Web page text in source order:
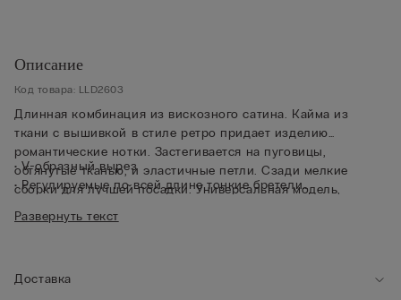
Описание
Код товара: LLD2603
Длинная комбинация из вискозного сатина. Кайма из
ткани с вышивкой в стиле ретро придает изделию
романтические нотки. Застегивается на пуговицы,
обтянутые тканью, и эластичные петли. Сзади мелкие
сборки для лучшей посадки. Универсальная модель,
которую можно носить и как одежду для сна, и как
красивое платье.
• V-образный вырез
• Регулируемые по всей длине тонкие бретели
• Рост модели: 175 см. Размер изделия на фотографии: 2 / S
Развернуть текст
Доставка